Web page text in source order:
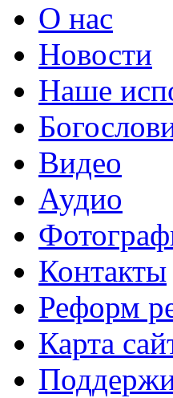
О нас
Новости
Наше
Видео
Аудио
Контакты
Реформ
Карта